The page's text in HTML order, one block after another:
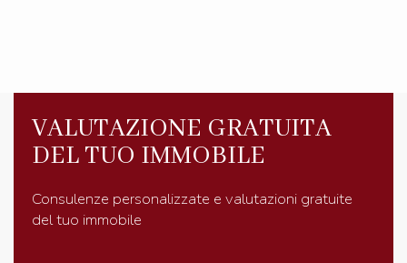
VALUTAZIONE GRATUITA
DEL TUO IMMOBILE
Consulenze personalizzate e valutazioni gratuite
del tuo immobile